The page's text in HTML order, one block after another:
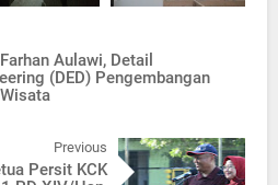
Aulawi, Detail
(DED) Pengembangan
Previous
Persit KCK